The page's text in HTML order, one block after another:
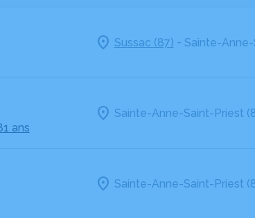
Sussac (87) - Sainte-
ans
Sainte-Anne-Saint-Priest
Sainte-Anne-Saint-Priest